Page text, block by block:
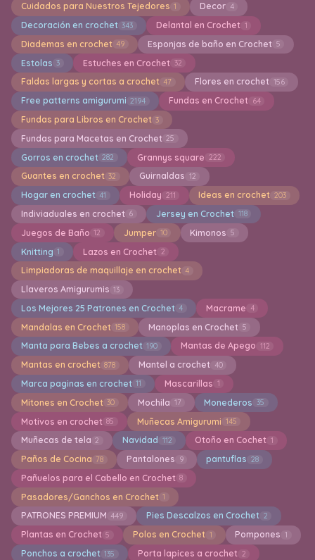
Cuidados para Nuestros Tejedores 1 Decor 4
Decoración en crochet 343 Delantal en Crochet 1
Diademas en crochet 49 Esponjas de baño en Crochet 5
Estolas 3 Estuches en Crochet 32
Faldas largas y cortas a crochet 47 Flores en crochet 156
Free patterns amigurumi 2194 Fundas en Crochet 64
Fundas para Libros en Crochet 3
Fundas para Macetas en Crochet 25
Gorros en crochet 282 Grannys square 222
Guantes en crochet 32 Guirnaldas 12
Hogar en crochet 41 Holiday 211 Ideas en crochet 203
Indiviaduales en crochet 6 Jersey en Crochet 118
Juegos de Baño 12 Jumper 10 Kimonos 5
Knitting 1 Lazos en Crochet 2
Limpiadoras de maquillaje en crochet 4
Llaveros Amigurumis 13
Los Mejores 25 Patrones en Crochet 4 Macrame 4
Mandalas en Crochet 158 Manoplas en Crochet 5
Manta para Bebes a crochet 190 Mantas de Apego 112
Mantas en crochet 878 Mantel a crochet 40
Marca paginas en crochet 11 Mascarillas 1
Mitones en Crochet 30 Mochila 17 Monederos 35
Motivos en crochet 85 Muñecas Amigurumi 145
Muñecas de tela 2 Navidad 112 Otoño en Cochet 1
Paños de Cocina 78 Pantalones 9 pantuflas 28
Pañuelos para el Cabello en Crochet 8
Pasadores/Ganchos en Crochet 1
PATRONES PREMIUM 449 Pies Descalzos en Crochet 2
Plantas en Crochet 5 Polos en Crochet 1 Pompones 1
Ponchos a crochet 135 Porta lapices a crochet 2